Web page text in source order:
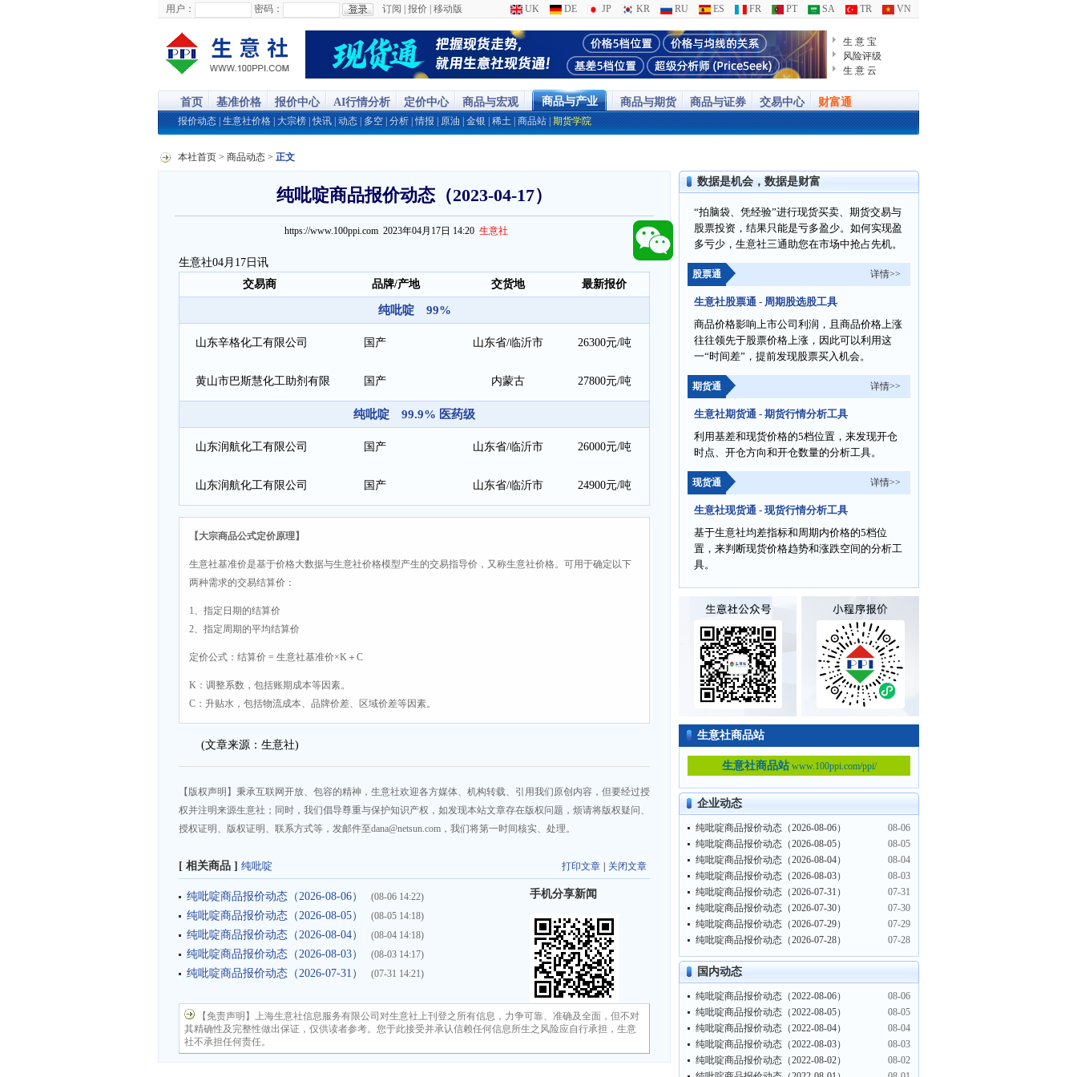
用户： 密码： 订阅 报价 移动版 UK DE JP KR RU ES FR PT SA TR VN
生 意 宝
风险评级
生 意 云
首页 基准价格 报价中心 AI行情分析 定价中心 商品与宏观 商品与产业 商品与期货 商品与证券 交易中心 财富通
报价动态 生意社价格 大宗榜 |快讯 动态 多空 分析 |情报 原油 金银 稀土 商品站 期货学院
本社首页 > 商品动态 > 正文
纯吡啶商品报价动态（2023-04-17）
https://www.100ppi.com 2023年04月17日 14:20 生意社
生意社04月17日讯
交易商
品牌/产地 交货地 最新报价
纯吡啶 99%
山东辛格化工有限公司 国产 山东省/临沂市 26300元/吨
黄山市巴斯慧化工助剂有限 国产 内蒙古 27800元/吨
纯吡啶 99.9% 医药级
山东润航化工有限公司 国产 山东省/临沂市 26000元/吨
山东润航化工有限公司 国产 山东省/临沂市 24900元/吨
【大宗商品公式定价原理】
生意社基准价是基于价格大数据与生意社价格模型产生的交易指导价，又称生意社价格。可用于确定以下
两种需求的交易结算价：
1、指定日期的结算价
2、指定周期的平均结算价
定价公式：结算价 = 生意社基准价×K＋C
K：调整系数，包括账期成本等因素。
C：升贴水，包括物流成本、品牌价差、区域价差等因素。
(文章来源：生意社)
【版权声明】秉承互联网开放、包容的精神，生意社欢迎各方媒体、机构转载、引用我们原创内容，但要经过授
权并注明来源生意社；同时，我们倡导尊重与保护知识产权，如发现本站文章存在版权问题，烦请将版权疑问、
授权证明、版权证明、联系方式等，发邮件至dana@netsun.com，我们将第一时间核实、处理。
打印文章 关闭文章
[ 相关商品 ] 纯吡啶
纯吡啶商品报价动态（2026-08-06） (08-06 14:22)
纯吡啶商品报价动态（2026-08-05） (08-05 14:18)
纯吡啶商品报价动态（2026-08-04） (08-04 14:18)
纯吡啶商品报价动态（2026-08-03） (08-03 14:17)
纯吡啶商品报价动态（2026-07-31） (07-31 14:21)
手机分享新闻
【免责声明】上海生意社信息服务有限公司对生意社上刊登之所有信息，力争可靠、准确及全面，但不对
其精确性及完整性做出保证，仅供读者参考。您于此接受并承认信赖任何信息所生之风险应自行承担，生意
社不承担任何责任。
数据是机会，数据是财富
“拍脑袋、凭经验”进行现货买卖、期货交易与
股票投资，结果只能是亏多盈少。如何实现盈
多亏少，生意社三通助您在市场中抢占先机。
股票通 详情>>
生意社股票通 - 周期股选股工具
商品价格影响上市公司利润，且商品价格上涨
往往领先于股票价格上涨，因此可以利用这
一“时间差”，提前发现股票买入机会。
期货通 详情>>
生意社期货通 - 期货行情分析工具
利用基差和现货价格的5档位置，来发现开仓
时点、开仓方向和开仓数量的分析工具。
现货通 详情>>
生意社现货通 - 现货行情分析工具
基于生意社均差指标和周期内价格的5档位
置，来判断现货价格趋势和涨跌空间的分析工
具。
生意社商品站
生意社商品站www.100ppi.com/ppi/
企业动态
纯吡啶商品报价动态（2026-08-06）
08-06
纯吡啶商品报价动态（2026-08-05）
08-05
纯吡啶商品报价动态（2026-08-04）
08-04
纯吡啶商品报价动态（2026-08-03）
08-03
纯吡啶商品报价动态（2026-07-31）
07-31
纯吡啶商品报价动态（2026-07-30）
07-30
纯吡啶商品报价动态（2026-07-29）
07-29
纯吡啶商品报价动态（2026-07-28）
07-28
国内动态
纯吡啶商品报价动态（2022-08-06）
08-06
纯吡啶商品报价动态（2022-08-05）
08-05
纯吡啶商品报价动态（2022-08-04）
08-04
纯吡啶商品报价动态（2022-08-03）
08-03
纯吡啶商品报价动态（2022-08-02）
08-02